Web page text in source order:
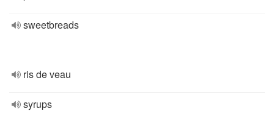
sweetbreads
ris de veau
syrups